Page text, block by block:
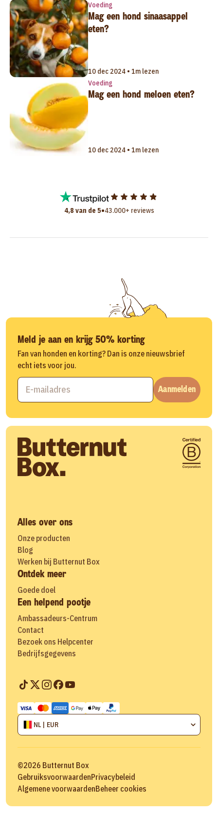
Voeding
Mag een hond sinaasappel
eten?
10 dec 2024 • 1m lezen
Voeding
Mag een hond meloen eten?
10 dec 2024 • 1m lezen
4,8 van de 5•43.000+ reviews
Meld je aan en krijg 50% korting
Fan van honden en korting? Dan is onze nieuwsbrief
echt iets voor jou.
Aanmelden
Alles over ons
Onze producten
Blog
Werken bij Butternut Box
Ontdek meer
Goede doel
Een helpend pootje
Ambassadeurs-Centrum
Contact
Bezoek ons Helpcenter
Bedrijfsgegevens
NL | EUR
©2026 Butternut Box
GebruiksvoorwaardenPrivacybeleid
Algemene voorwaardenBeheer cookies